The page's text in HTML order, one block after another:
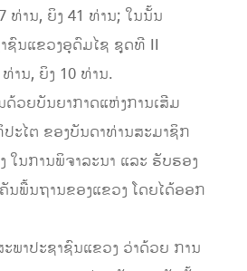
ທ່ານ, ຍິງ 41 ທ່ານ; ໃນນັ້ນ
ຊົນແຂວງອຸດົມໄຊ ຊຸດທີ II
ານ, ຍິງ 10 ທ່ານ.
ດ້ວຍບັນຍາກາດແຫ່ງການເສີມ
ະໄຕ ຂອງບັນດາທ່ານສະມາຊິກ
ໃນການພິຈາລະນາ ແລະ ຮັບຮອງ
ນພື້ນຖານຂອງແຂວງ ໂດຍໄດ້ອອກ
ພາປະຊາຊົນແຂວງ ວ່າດ້ວຍ ການ